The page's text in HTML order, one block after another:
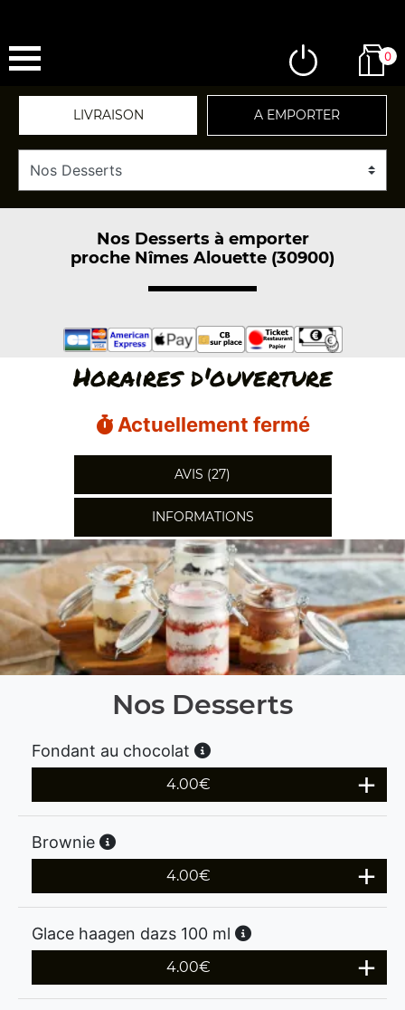
0
LIVRAISON A EMPORTER
Nos Desserts à emporter
proche Nîmes Alouette (30900)
Horaires d'ouverture
Actuellement fermé
AVIS (27)
INFORMATIONS
Nos Desserts
Fondant au chocolat
4.00€
Brownie
4.00€
Glace haagen dazs 100 ml
4.00€